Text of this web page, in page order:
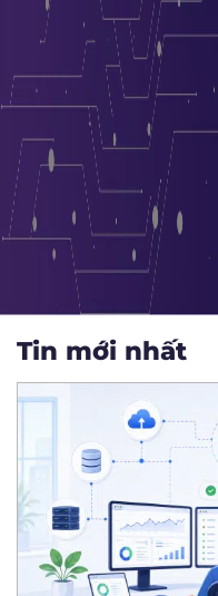
Tin mới nhất